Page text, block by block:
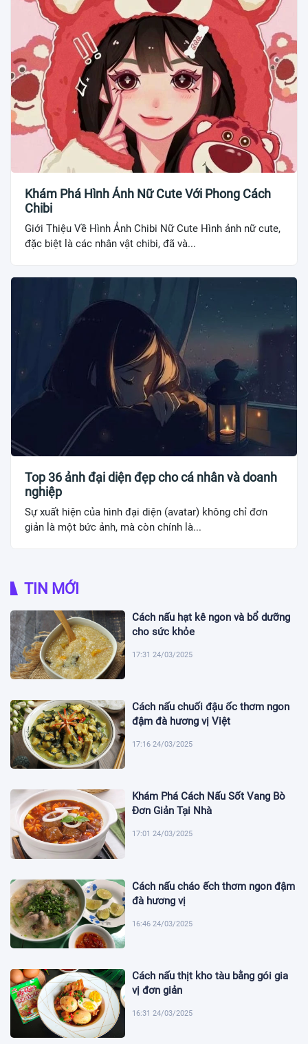
Khám Phá Hình Ảnh Nữ Cute Với Phong Cách
Chibi
Giới Thiệu Về Hình Ảnh Chibi Nữ Cute Hình ảnh nữ cute,
đặc biệt là các nhân vật chibi, đã và...
Top 36 ảnh đại diện đẹp cho cá nhân và doanh
nghiệp
Sự xuất hiện của hình đại diện (avatar) không chỉ đơn
giản là một bức ảnh, mà còn chính là...
TIN MỚI
Cách nấu hạt kê ngon và bổ dưỡng
cho sức khỏe
17:31 24/03/2025
Cách nấu chuối đậu ốc thơm ngon
đậm đà hương vị Việt
17:16 24/03/2025
Khám Phá Cách Nấu Sốt Vang Bò
Đơn Giản Tại Nhà
17:01 24/03/2025
Cách nấu cháo ếch thơm ngon đậm
đà hương vị
16:46 24/03/2025
Cách nấu thịt kho tàu bằng gói gia
vị đơn giản
16:31 24/03/2025